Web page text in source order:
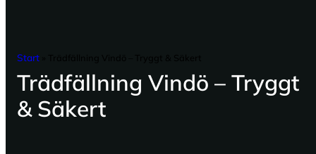
Start
Trädfällning Vindö – Tryggt
& Säkert